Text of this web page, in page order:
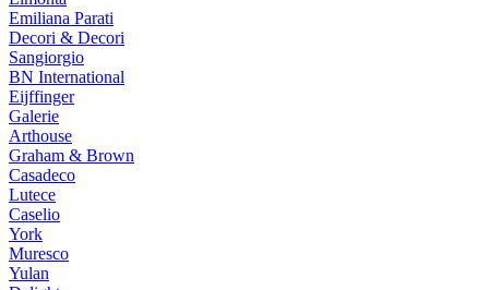
Emiliana Parati
Decori & Decori
Sangiorgio
BN International
Eijffinger
Galerie
Arthouse
Graham & Brown
Casadeco
Lutece
Caselio
York
Muresco
Yulan